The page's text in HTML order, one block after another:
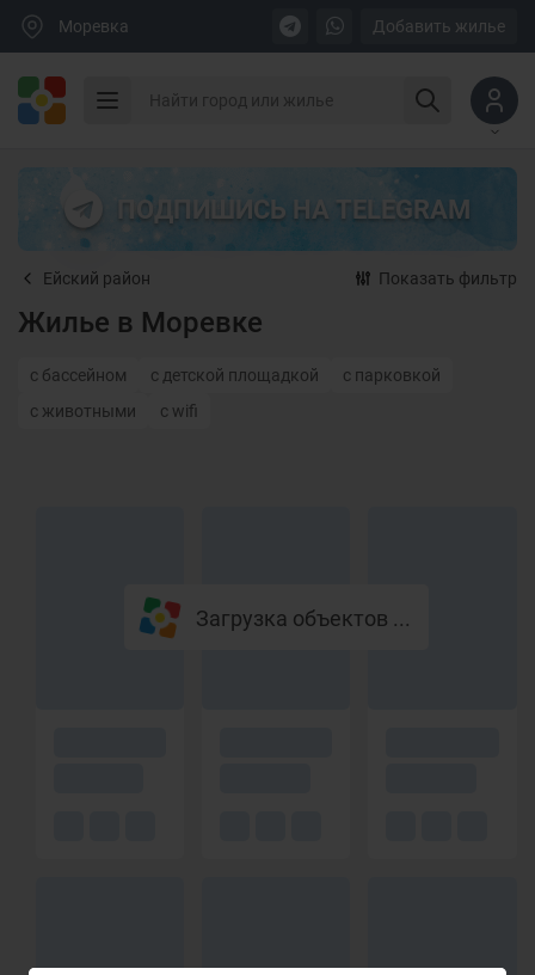
Моревка Добавить жилье
ПОДПИШИСЬ НА TELEGRAM
Ейский район Показать фильтр
Жилье в Моревке
с бассейном с детской площадкой
с парковкой
с животными
с wifi
Загрузка объектов ...